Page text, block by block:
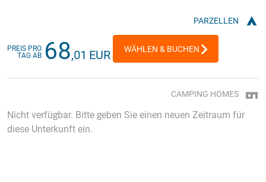
PARZELLEN
PREIS PRO
TAG AB 68,01 EUR WÄHLEN & BUCHEN
CAMPING HOMES
Nicht verfügbar. Bitte geben Sie einen neuen Zeitraum für
diese Unterkunft ein.